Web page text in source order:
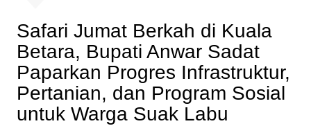
Safari Jumat Berkah di Kuala
Betara, Bupati Anwar Sadat
Paparkan Progres Infrastruktur,
Pertanian, dan Program Sosial
untuk Warga Suak Labu